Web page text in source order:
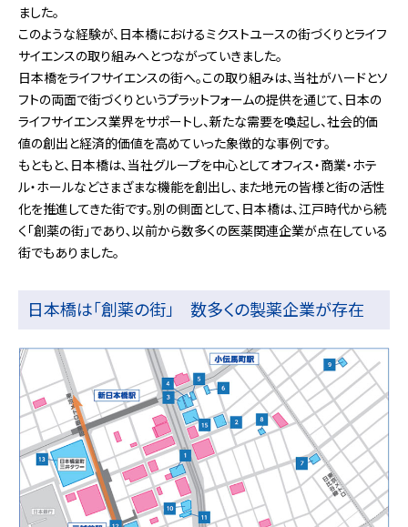
ました。
このような経験が、日本橋におけるミクストユースの街づくりとライフ
サイエンスの取り組みへとつながっていきました。
日本橋をライフサイエンスの街へ。この取り組みは、当社がハードとソ
フトの両面で街づくりというプラットフォームの提供を通じて、日本の
ライフサイエンス業界をサポートし、新たな需要を喚起し、社会的価
値の創出と経済的価値を高めていった象徴的な事例です。
もともと、日本橋は､当社グループを中心としてオフィス・商業・ホテ
ル・ホールなどさまざまな機能を創出し、また地元の皆様と街の活性
化を推進してきた街です。別の側面として、日本橋は、江戸時代から続
く「創薬の街」であり､以前から数多くの医薬関連企業が点在している
街でもありました。
日本橋は「創薬の街」 数多くの製薬企業が存在